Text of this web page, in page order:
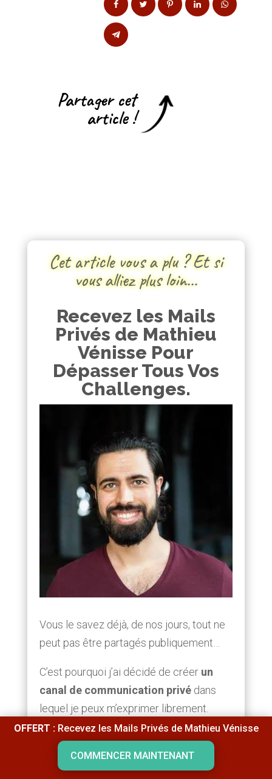
Partager cet
article !
Cet article vous a plu ? Et si
vous alliez plus loin…
Recevez les Mails
Privés de Mathieu
Vénisse Pour
Dépasser Tous Vos
Challenges.
Vous le savez déjà, de nos jours, tout ne
peut pas être partagés publiquement…
C’est pourquoi j’ai décidé de créer un
canal de communication privé dans
lequel je peux m’exprimer librement.
1 fois par semaine, le dimanche, j’envoie
un email approfondi dans lequel je
partage mes « secrets ».
OFFERT :Recevez les Mails Privés de Mathieu Vénisse
COMMENCER MAINTENANT